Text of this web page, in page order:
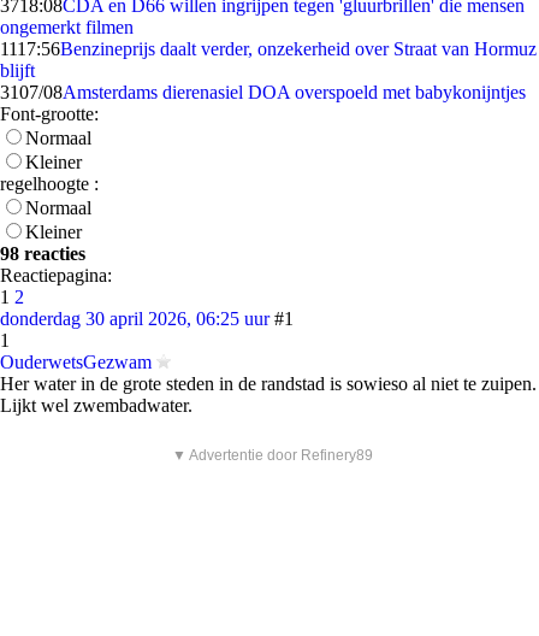
3718:08CDA en D66 willen ingrijpen tegen 'gluurbrillen' die mensen
ongemerkt filmen
1117:56Benzineprijs daalt verder, onzekerheid over Straat van Hormuz
blijft
3107/08Amsterdams dierenasiel DOA overspoeld met babykonijntjes
Font-grootte:
Normaal
Kleiner
regelhoogte :
Normaal
Kleiner
98 reacties
Reactiepagina:
1 2
donderdag 30 april 2026, 06:25 uur #1
1
OuderwetsGezwam
Her water in de grote steden in de randstad is sowieso al niet te zuipen.
Lijkt wel zwembadwater.
▼ Advertentie door Refinery89